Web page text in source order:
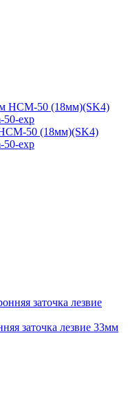
50 (18мм)(SK4)
50-exp
заточка лезвие 33мм